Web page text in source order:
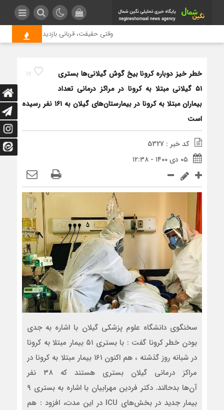
وقتی حقیقت، قربانی بازدید بیشتر می
17
خطر خیز دوباره کرونا بیخ گوش گیلانی‌ها بستری
۵۱ گیلانی مبتلا به کرونا در مراکز درمانی تعداد
بیماران مبتلا به کرونا در بیمارستان‌های گیلان به ۱۶۱ نفر رسیده
است
کد خبر : 5327
۰۵ دی ۱۴۰۰ - ۱۲:۳۸
سخنگوی دانشگاه علوم پزشکی گیلان با اشاره به جدی
بودن خطر کرونا گفت : با بستری ۵۱ بیمار مبتلا به کرونا
در شبانه روز گذشته ، هم اکنون ۱۶۱ بیمار مبتلا به کرونا در
مراکز درمانی گیلان بستری هستند که ۳۸ نفر
آن‌ها بدحالند. دکتر فردین مهرابیان با اشاره به بستری ۹
بیمار جدید در بخش‌های ICU در این مدت، افزود : هم